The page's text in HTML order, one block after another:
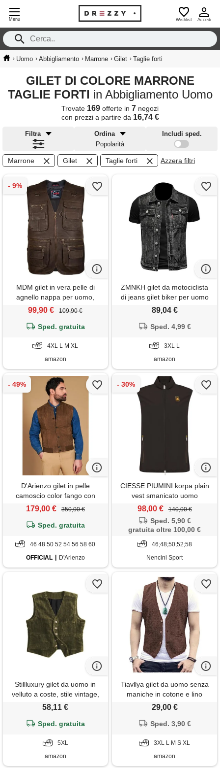
Menu Wishlist Accedi
› Uomo › Abbigliamento › Marrone › Gilet › Taglie forti
GILET DI COLORE MARRONE
TAGLIE FORTI in Abbigliamento Uomo
Trovate 169 offerte in 7 negozi
con prezzi a partire da 16,74 €
Filtra
Ordina
Popolarità
Includi sped.
Marrone Gilet Taglie forti Azzera filtri
MDM gilet in vera pelle di
agnello nappa per uomo,
morbido e leggero, con molte
caccia e tempo libero (it,
marrone scamosciato)
99,90 € 109,90 €
Sped. gratuita
4XL L M XL
amazon
ZMNKH gilet da motociclista
di jeans gilet biker per uomo
vintage giubbotto smanicato
maniche capispalla
89,04 €
Sped. 4,99 €
3XL L
amazon
D'Arienzo gilet in pelle
camoscio color fango con
bottoni D'Arienzo
179,00 € 350,00 €
Sped. gratuita
46 48 50 52 54 56 58 60
OFFICIAL
D'Arienzo
CIESSE PIUMINI korpa plain
vest smanicato uomo
98,00 € 140,00 €
Sped. 5,90 €
gratuita oltre 100,00 €
46;48;50;52;58
Nencini Sport
Stillluxury gilet da uomo in
velluto a coste, stile vintage,
da caccia, senza maniche,
casual, verde oliva, 5xl
58,11 €
Sped. gratuita
5XL
amazon
Tiavllya gilet da uomo senza
maniche in cotone e lino
casual gilet da spiaggia estivo
bottoni（xxxl, caffè）
29,00 €
Sped. 3,90 €
3XL L M S XL
amazon